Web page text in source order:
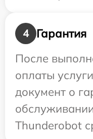
4
Гарантия
После
оплаты
документ о
Thunderobot